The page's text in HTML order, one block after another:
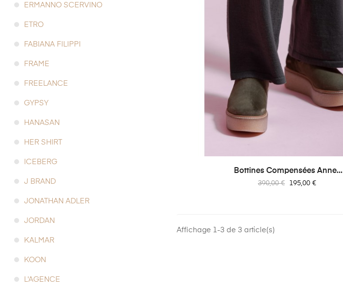
ERMANNO SCERVINO
ETRO
FABIANA FILIPPI
FRAME
FREELANCE
GYPSY
HANASAN
HER SHIRT
ICEBERG
J BRAND
JONATHAN ADLER
JORDAN
KALMAR
KOON
L'AGENCE
Bottines Compensées Anne...
Prix
390,00 € Prix
195,00 €
Affichage 1-3 de 3 article(s)